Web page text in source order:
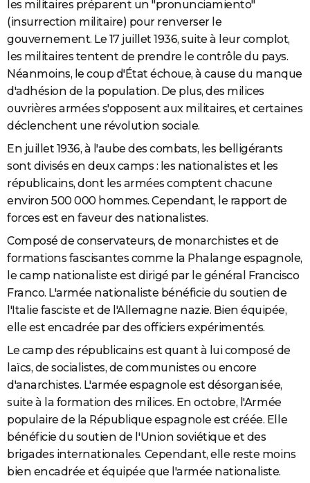
les militaires préparent un "pronunciamiento"
(insurrection militaire) pour renverser le
gouvernement. Le 17 juillet 1936, suite à leur complot,
les militaires tentent de prendre le contrôle du pays.
Néanmoins, le coup d'État échoue, à cause du manque
d'adhésion de la population. De plus, des milices
ouvrières armées s'opposent aux militaires, et certaines
déclenchent une révolution sociale.
En juillet 1936, à l'aube des combats, les belligérants
sont divisés en deux camps : les nationalistes et les
républicains, dont lesarmées comptent chacune
environ 500 000 hommes. Cependant, le rapport de
forces est en faveur des nationalistes.
Composé de conservateurs, de monarchistes et de
formations fascisantes comme la Phalange espagnole,
le camp nationaliste est dirigé par le général Francisco
Franco. L'armée nationaliste bénéficie du soutien de
l'Italie fasciste et de l'Allemagne nazie. Bien équipée,
elle est encadrée par des officiers expérimentés.
Le camp des républicains est quant à lui composé de
laïcs, de socialistes, de communistes ou encore
d'anarchistes. L'armée espagnole est désorganisée,
suite à la formation des milices. En octobre, l'Armée
populaire de la République espagnole est créée. Elle
bénéficie du soutien de l'Union soviétique et des
brigades internationales. Cependant, elle reste moins
bien encadrée et équipée que l'armée nationaliste.